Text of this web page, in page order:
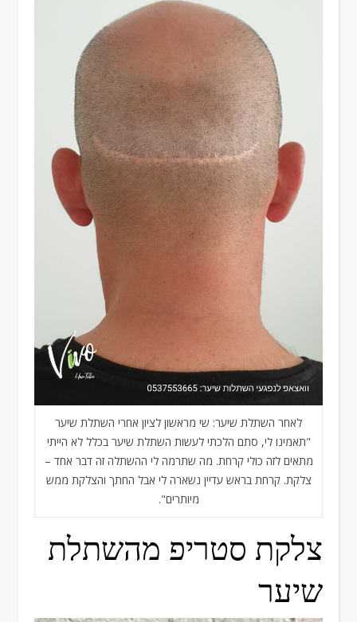
לאחר השתלת שיער: שי מראשון לציון אחרי השתלת שיער
"תאמינו לי, סתם הלכתי לעשות השתלת שיער בכלל לא הייתי
מתאים לזה כולי קרחת. מה שתרמה לי ההשתלה זה דבר אחד –
צלקת. קרחת בראש עדיין נשארה לי אבל החתך והצלקת ממש
מיותרים".
צלקת סטריפ מהשתלת
שיער